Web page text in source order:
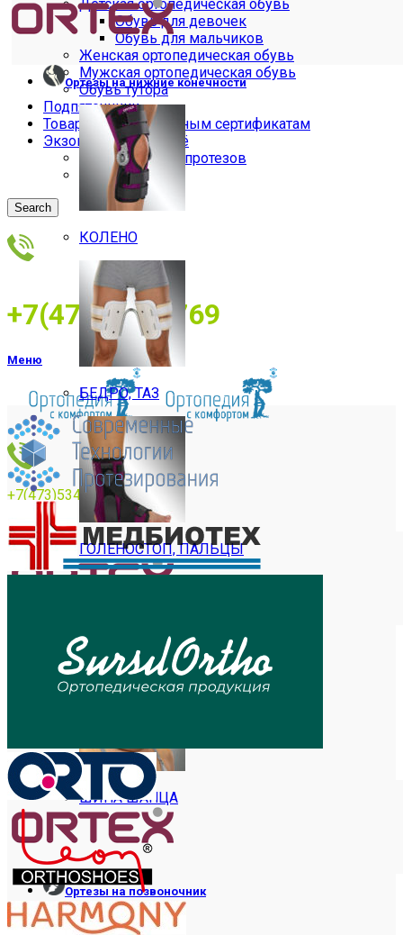
Детская ортопедическая обувь
Обувь для девочек
Обувь для мальчиков
Женская ортопедическая обувь
Мужская ортопедическая обувь
Обувь тутора
Подпяточники
Товары по электронным сертификатам
Экзопротезы и бельё
Бельё для экзопротезов
Экзопротезы
Search
+7(473)2534769
Меню
+7(473)534769
Ортезы на нижние конечности
КОЛЕНО
БЕДРО, ТАЗ
ГОЛЕНОСТОП, ПАЛЬЦЫ
Ортезы на шейный отдел позвоночника
ШИНА ШАНЦА
Ортезы на позвоночник